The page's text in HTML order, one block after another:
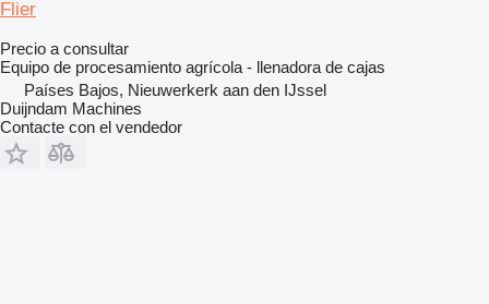
Flier
Precio a consultar
Equipo de procesamiento agrícola - llenadora de cajas
Países Bajos, Nieuwerkerk aan den IJssel
Duijndam Machines
Contacte con el vendedor